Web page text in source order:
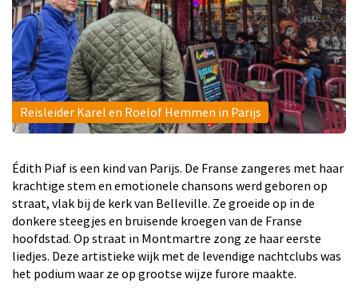
Reisleider Karel en Roelof Hemmen in Parijs
Édith Piaf is een kind van Parijs. De Franse zangeres met haar
krachtige stem en emotionele chansons werd geboren op
straat, vlak bij de kerk van Belleville. Ze groeide op in de
donkere steegjes en bruisende kroegen van de Franse
hoofdstad. Op straat in Montmartre zong ze haar eerste
liedjes. Deze artistieke wijk met de levendige nachtclubs was
het podium waar ze op grootse wijze furore maakte.